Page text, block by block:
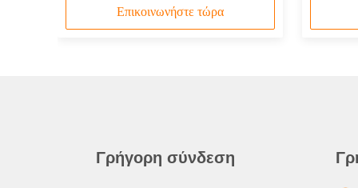
Επικοινωνήστε τώρα
Γρήγορη σύνδεση